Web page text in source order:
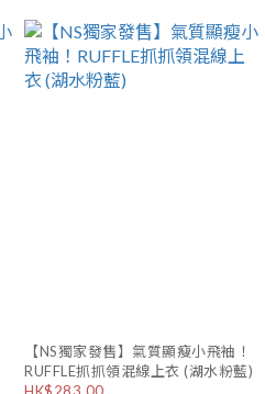
【NS獨家發售】氣質顯瘦小飛袖！
RUFFLE抓抓領混線上衣 (湖水粉藍)
HK$283.00